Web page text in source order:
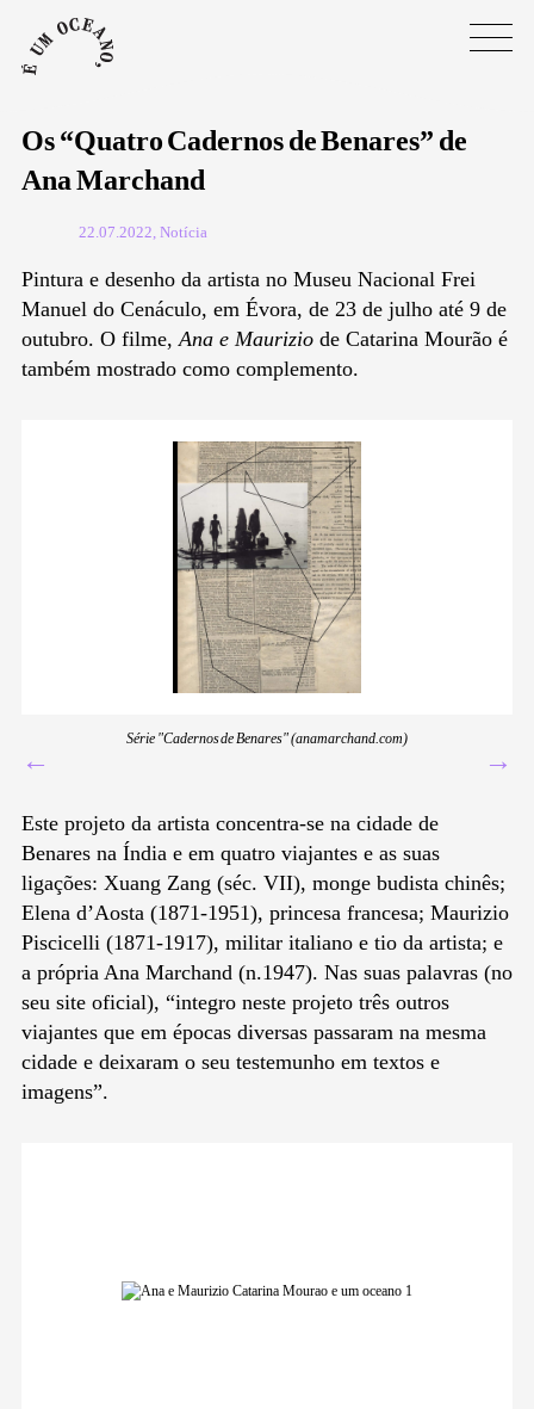
Os “Quatro Cadernos de Benares” de
Ana Marchand
22.07.2022, Notícia
Pintura e desenho da artista no Museu Nacional Frei
Manuel do Cenáculo, em Évora, de 23 de julho até 9 de
outubro. O filme,Ana e Maurizio de Catarina Mourão é
também mostrado como complemento.
Série "Cadernos de Benares" (anamarchand.com)
← →
Este projeto da artista concentra-se na cidade de
Benares na Índia e em quatro viajantes e as suas
ligações: Xuang Zang (séc. VII), monge budista chinês;
Elena d’Aosta (1871-1951), princesa francesa; Maurizio
Piscicelli (1871-1917), militar italiano e tio da artista; e
a própria Ana Marchand (n.1947). Nas suas palavras (no
seu site oficial), “integro neste projeto três outros
viajantes que em épocas diversas passaram na mesma
cidade e deixaram o seu testemunho em textos e
imagens”.